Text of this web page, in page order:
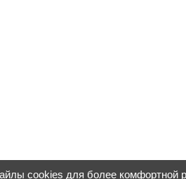
cookies для более комфортной